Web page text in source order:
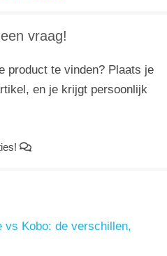
vraag!
product te vinden? Plaats je
en je krijgt persoonlijk
vs Kobo: de verschillen,